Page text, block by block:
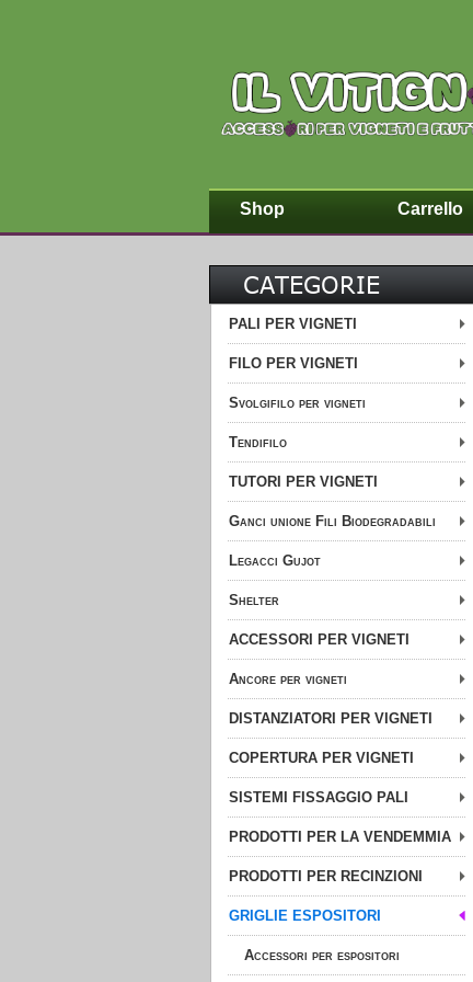
Shop Carrello
CATEGORIE
PALI PER VIGNETI
FILO PER VIGNETI
Svolgifilo per vigneti
Tendifilo
TUTORI PER VIGNETI
Ganci unione Fili Biodegradabili
Legacci Gujot
Shelter
ACCESSORI PER VIGNETI
Ancore per vigneti
DISTANZIATORI PER VIGNETI
COPERTURA PER VIGNETI
SISTEMI FISSAGGIO PALI
PRODOTTI PER LA VENDEMMIA
PRODOTTI PER RECINZIONI
GRIGLIE ESPOSITORI
Accessori per espositori